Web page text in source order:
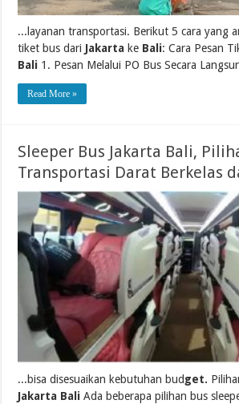
...layanan transportasi. Berikut 5 cara yang
tiket bus dari Jakarta ke Bali: Cara Pesan
Bali 1. Pesan Melalui PO Bus Secara
Read More »
Sleeper Bus Jakarta Bali,
Transportasi Darat Berkelas
...bisa disesuaikan kebutuhan budget.
Jakarta Bali Ada beberapa pilihan bus